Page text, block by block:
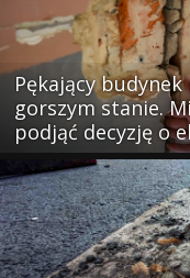
Pękający
gorszym stanie.
podjąć decyzję o